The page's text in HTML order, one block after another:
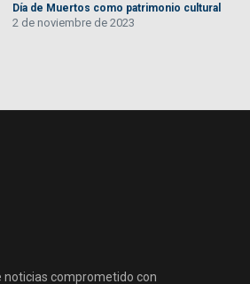
Día de Muertos como patrimonio cultural
2 de noviembre de 2023
noticias comprometido con